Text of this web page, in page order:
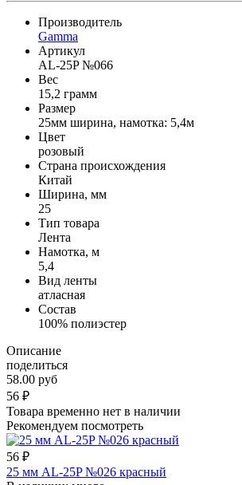
Производитель
Gamma
Артикул
AL-25P №066
Вес
15,2 грамм
Размер
25мм ширина, намотка: 5,4м
Цвет
розовый
Страна происхождения
Китай
Ширина, мм
25
Тип товара
Лента
Намотка, м
5,4
Вид ленты
атласная
Состав
100% полиэстер
Описание
поделиться
58.00 руб
56 ₽
Товара временно нет в наличии
Рекомендуем посмотреть
56 ₽
25 мм AL-25P №026 красный